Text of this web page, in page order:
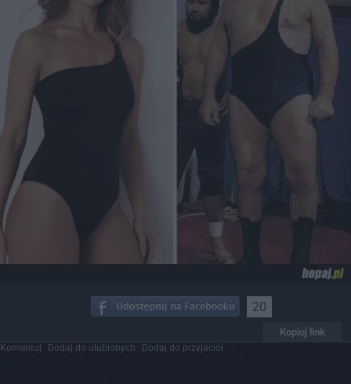
20
Kopiuj link
Komentuj Dodaj do ulubionych Dodaj do przyjaciół